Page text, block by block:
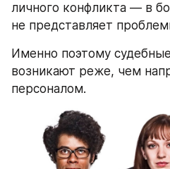
личного конфликта — в
не представляет
Именно поэтому
возникают реже, чем
персоналом.